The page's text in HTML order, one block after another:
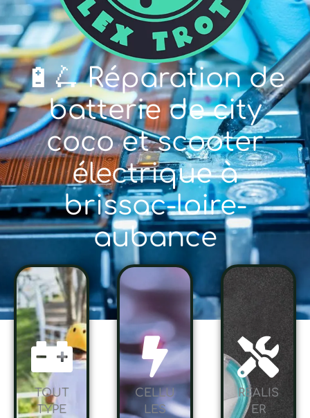
🔋🛴 Réparation de
batterie de city
coco et scooter
électrique à
brissac-loire-
aubance
TOUT
TYPE
CELLU
LES
RÉALIS
ER